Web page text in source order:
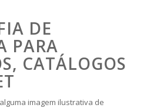
DE
PARA
CATÁLOGOS
imagem ilustrativa de